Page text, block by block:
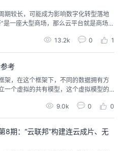
期较长，可能成为影响数字化转型落地
是一座大型商场，那么云平台就是商场的
全栈云平台大批量低成本复制到客户的
速公路。
13.2k 0 1
考
架，在这个框架下，不同的数据拥有方
一个虚拟的共有模型，这个虚拟模型的
联邦机制下，各个参与者的身份和地
同富裕”的策略。由于在建立虚拟模型的
9.0k 0 0
8期：“云联邦”构建连云成片、无